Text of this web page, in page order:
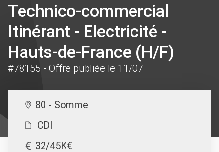
Technico-commercial
Itinérant - Electricité -
Hauts-de-France (H/F)
#78155 - Offre publiée le 11/07
80 - Somme
CDI
32/45K€